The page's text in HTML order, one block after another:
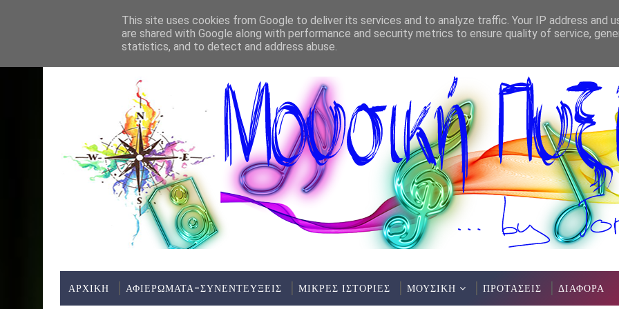
About Contact
ΤΕΛΕΥΤΑΊΑ ΝΈΑ:
ΜΕΛΩΔΙΕΣ ΧΩΡΙΣ ΣΥΝΟΡΑ(ΜΟΥΣΙΚΗ ΠΑΡΑΣΤΑΣΗ) - ΚΗΠΟΣ ΘΕΑΤΡΟΥ ΑΛΕΞΑΝΔΡΕΙΑ(10/7/2026)
ΑΡΧΙΚΗ ΑΦΙΕΡΩΜΑΤΑ-ΣΥΝΕΝΤΕΥΞΕΙΣ ΜΙΚΡΕΣ ΙΣΤΟΡΙΕΣ ΜΟΥΣΙΚΗ ΠΡΟΤΑΣΕΙΣ ΔΙΑΦΟΡΑ
This site uses cookies from Google to deliver its services and to analyze traffic. Your IP address and
are shared with Google along with performance and security metrics to ensure quality of service,
statistics, and to detect and address abuse.